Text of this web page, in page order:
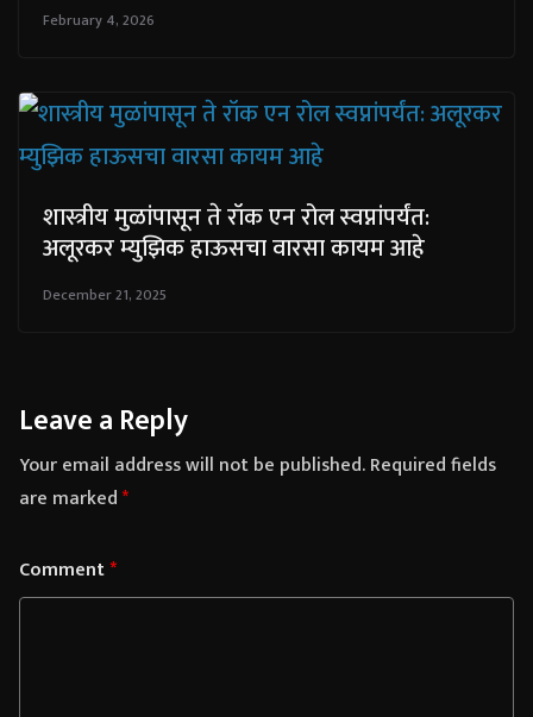
February 4, 2026
शास्त्रीय मुळांपासून ते रॉक एन रोल स्वप्नांपर्यंत:
अलूरकर म्युझिक हाऊसचा वारसा कायम आहे
December 21, 2025
Leave a Reply
Your email address will not be published.Required fields
are marked*
Comment*